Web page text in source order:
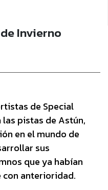
Invierno
de Special
pistas de Astún,
en el mundo de
sus
que ya habían
anterioridad.